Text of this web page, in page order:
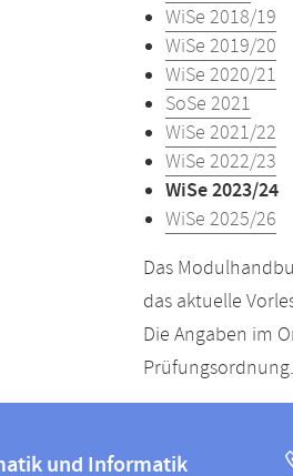
WiSe 2018/19
WiSe 2019/20
WiSe 2020/21
SoSe 2021
WiSe 2021/22
WiSe 2022/23
WiSe 2023/24
WiSe 2025/26
Das
das aktuelle
Die Angaben im
und Informatik